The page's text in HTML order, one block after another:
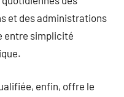
et des administrations
entre simplicité
enfin, offre le